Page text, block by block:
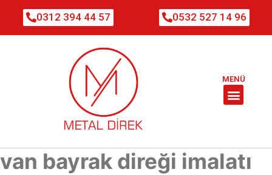
0312 394 44 57 0532 527 14 96
MENÜ
van bayrak direği imalatı